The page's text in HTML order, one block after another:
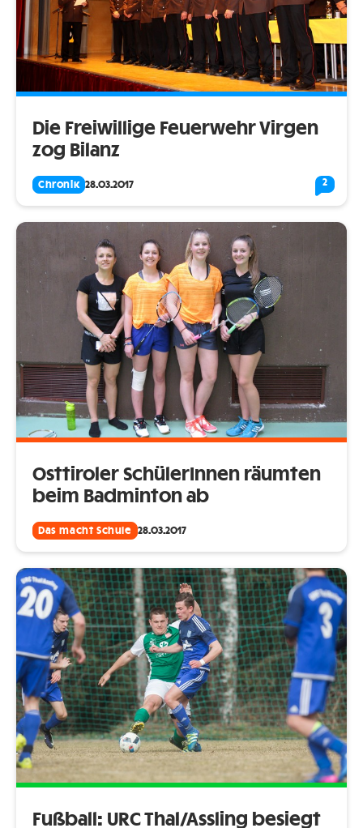
Die Freiwillige Feuerwehr Virgen
zog Bilanz
Chronik 28.03.2017 2
Osttiroler SchülerInnen räumten
beim Badminton ab
Das macht Schule 28.03.2017
Fußball: URC Thal/Assling besiegt